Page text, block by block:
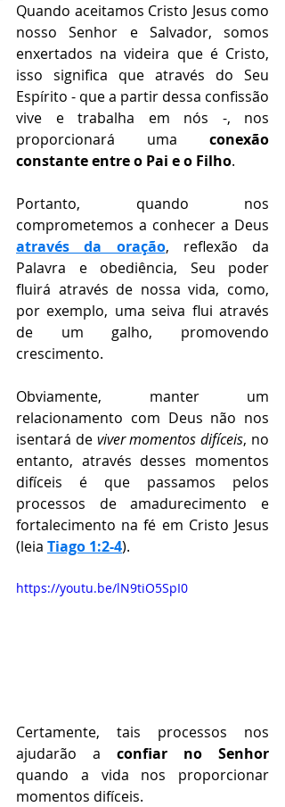
Quando aceitamos Cristo Jesus como
nosso Senhor e Salvador, somos
enxertados na videira que é Cristo,
isso significa que através do Seu
Espírito - que a partir dessa confissão
vive e trabalha em nós -, nos
proporcionará uma conexão
constante entre o Pai e o Filho.
Portanto, quando nos
através da oração, reflexão da
Palavra e obediência, Seu poder
fluirá através de nossa vida, como,
por exemplo, uma seiva flui através
de um galho, promovendo
crescimento.
Obviamente, manter um
relacionamento com Deus não nos
isentará de viver momentos difíceis, no
entanto, através desses momentos
difíceis é que passamos pelos
processos de amadurecimento e
fortalecimento na fé em Cristo Jesus
(leia Tiago 1:2-4).
https://youtu.be/lN9tiO5SpI0
Certamente, tais processos nos
ajudarão a confiar no Senhor
quando a vida nos proporcionar
momentos difíceis.